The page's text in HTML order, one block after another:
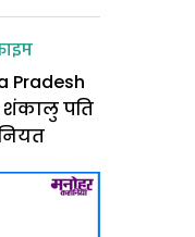
Pradesh
शंकालु पति